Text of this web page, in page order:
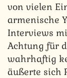
von vielen
armenische
Interviews
Achtung für
wahrhaftig
äußerte sich